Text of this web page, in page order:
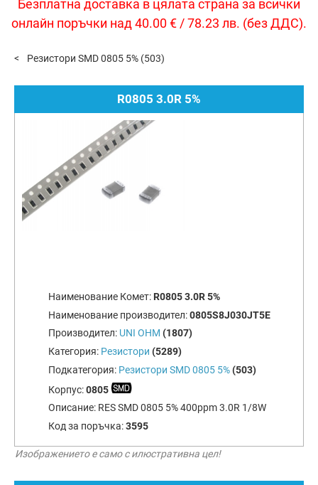
Безплатна доставка в цялата страна за всички
онлайн поръчки над 40.00 € / 78.23 лв. (без ДДС).
Резистори SMD 0805 5% (503)
R0805 3.0R 5%
Наименование Комет: R0805 3.0R 5%
Наименование производител:0805S8J030JT5E
Производител: UNI OHM (1807)
Категория: Резистори (5289)
Подкатегория: Резистори SMD 0805 5% (503)
Корпус:0805
Описание: RES SMD 0805 5% 400ppm 3.0R 1/8W
Код за поръчка:3595
Изображението е само с илюстративна цел!